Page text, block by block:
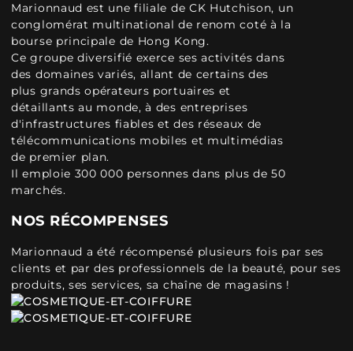
Marionnaud est une filiale de CK Hutchison, un
conglomérat multinational de renom coté à la
bourse principale de Hong Kong.
Ce groupe diversifié exerce ses activités dans
des domaines variés, allant de certains des
plus grands opérateurs portuaires et
détaillants au monde, à des entreprises
d'infrastructures fiables et des réseaux de
télécommunications mobiles et multimédias
de premier plan.
Il emploie 300 000 personnes dans plus de 50
marchés.
NOS RÉCOMPENSES
Marionnaud a été récompensé plusieurs fois par ses
clients et par des professionnels de la beauté, pour ses
produits, ses services, sa chaîne de magasins !